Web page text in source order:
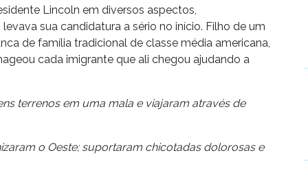
Lincoln em diversos aspectos,
sua candidatura a sério no início. Filho de um
de família tradicional de classe média americana,
cada imigrante que ali chegou ajudando a
terrenos em uma mala e viajaram através de
o Oeste; suportaram chicotadas dolorosas e